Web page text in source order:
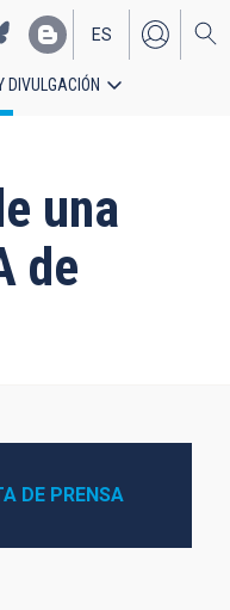
EN
ES
DIVULGACIÓN
una
de
DE PRENSA